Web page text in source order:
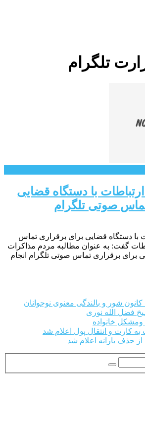
تلگرام
با دستگاه قضایی
صوتی تلگرام
با دستگاه قضایی برای برقراری تماس
گفت: به عنوان مطالبه مردم مذاکرات
برای برقراری تماس صوتی تلگرام انجام
کانون شور و بالندگی معنوی نوجوانان
فضل الله نوری
ومشکل خانواده
کارت و انتقال پول اعلام شد
حذف یارانه اعلام شد